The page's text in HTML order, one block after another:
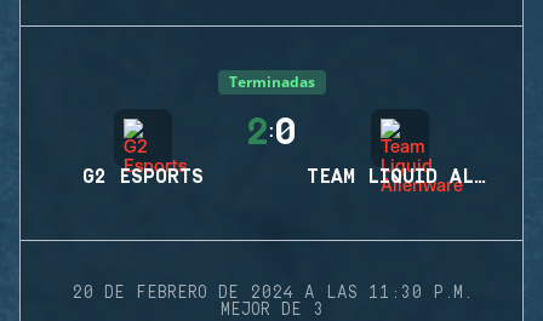
Terminadas
G2 ESPORTS
2:0
TEAM LIQUID ALIENWARE
20 DE FEBRERO DE 2024 A LAS 11:30 P.M.
MEJOR DE 3